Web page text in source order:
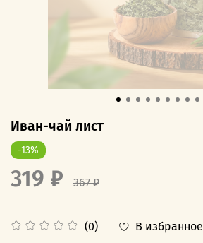
Иван-чай лист
(0) В избранное
-13%
319 ₽ 367 ₽